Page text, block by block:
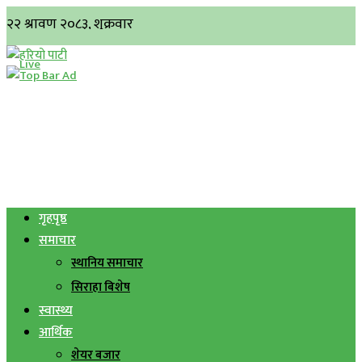
गृहपृष्ठ
समाचार
स्थानिय समाचार
सिराहा बिशेष
स्वास्थ्य
आर्थिक
शेयर बजार